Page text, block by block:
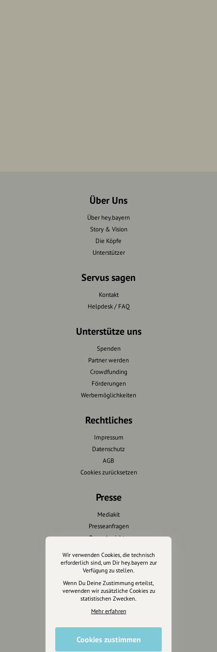
Über Uns
Über hey.bayern
Story & Vision
Die Köpfe
Unterstützer
Servus sagen
Kontakt
Helpdesk / FAQ
Unterstütze uns
Spenden
Partner werden
Crowdfunding
Förderungen
Werbemöglichkeiten
Rechtliches
Impressum
Datenschutz
AGB
Cookies zurücksetzen
Presse
Mediakit
Presseanfragen
Presseberichte
Wir unterstützen Euch
Fotografie & mehr
Marketing
Design & Branding
Anakin Design
Wir verwenden Cookies, die technisch
erforderlich sind, um Dir hey.bayern zur
Verfügung zu stellen.
Wenn Du Deine Zustimmung erteilst,
verwenden wir zusätzliche Cookies zu
statistischen Zwecken.
Mehr erfahren
Cookies zustimmen